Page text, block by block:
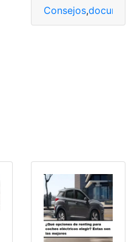
Consejos,documentos